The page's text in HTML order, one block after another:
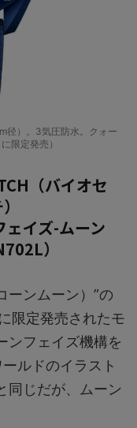
径）。3気圧防水。クォー
限定発売）
（バイオセ
ェイズ-ムーン
）
ーンムーン）”の
限定発売されたモ
ンフェイズ機構を
ルドのイラスト
同じだが、ムーン